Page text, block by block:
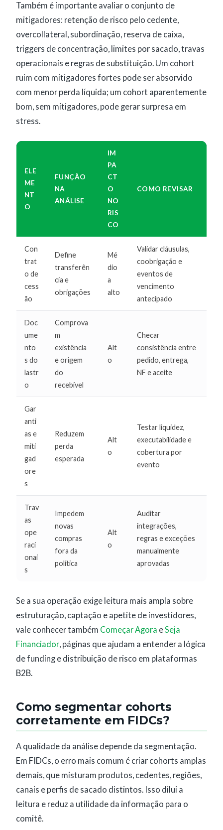
Também é importante avaliar o conjunto de
mitigadores: retenção de risco pelo cedente,
overcollateral, subordinação, reserva de caixa,
triggers de concentração, limites por sacado, travas
operacionais e regras de substituição. Um cohort
ruim com mitigadores fortes pode ser absorvido
com menor perda líquida; um cohort aparentemente
bom, sem mitigadores, pode gerar surpresa em
stress.
ELE
ME
NT
O
FUNÇÃO
NA
ANÁLISE
IM
PA
CT
O
NO
RIS
CO
COMO REVISAR
Con
trat
o de
cess
ão
Define
transferên
cia e
obrigações
Mé
dio
a
alto
Validar cláusulas,
coobrigação e
eventos de
vencimento
antecipado
Doc
ume
nto
s do
lastr
o
Comprova
m
existência
e origem
do
recebível
Alt
o
Checar
consistência entre
pedido, entrega,
NF e aceite
Gar
anti
as e
miti
gad
ore
s
Reduzem
perda
esperada
Alt
o
Testar liquidez,
executabilidade e
cobertura por
evento
Trav
as
ope
raci
onai
s
Impedem
novas
compras
fora da
política
Alt
o
Auditar
integrações,
regras e exceções
manualmente
aprovadas
Se a sua operação exige leitura mais ampla sobre
estruturação, captação e apetite de investidores,
vale conhecer também Começar Agora eSeja
Financiador, páginas que ajudam a entender a lógica
de funding e distribuição de risco em plataformas
B2B.
Como segmentar cohorts
corretamente em FIDCs?
A qualidade da análise depende da segmentação.
Em FIDCs, o erro mais comum é criar cohorts amplas
demais, que misturam produtos, cedentes, regiões,
canais e perfis de sacado distintos. Isso dilui a
leitura e reduz a utilidade da informação para o
comitê.